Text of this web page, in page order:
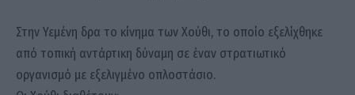
Στην Υεμένη δρα το κίνημα των Χούθι, το οποίο εξελίχθηκε
από τοπική αντάρτικη δύναμη σε έναν στρατιωτικό
οργανισμό με εξελιγμένο οπλοστάσιο.